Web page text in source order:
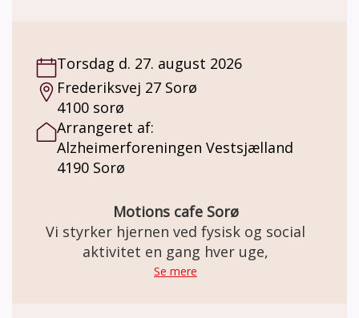
fællesskab, hvor vi har fokus på gode
oplevelser, hyggeligt samvær og aktiviteter,
der giver glæde og holder både krop og
hjerne i gang. Du er også velkommen til at
tage en pårørende med.
Torsdag d. 27. august 2026
Frederiksvej 27 Sorø
4100 sorø
Arrangeret af:
Alzheimerforeningen Vestsjælland
4190 Sorø
Motions cafe Sorø
Vi styrker hjernen ved fysisk og social
aktivitet en gang hver uge,
Se mere